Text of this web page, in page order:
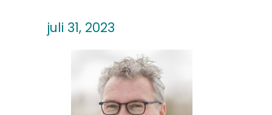
juli 31, 2023